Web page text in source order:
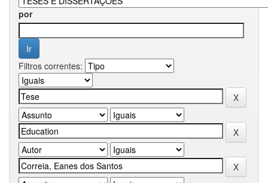
por
Filtros correntes: